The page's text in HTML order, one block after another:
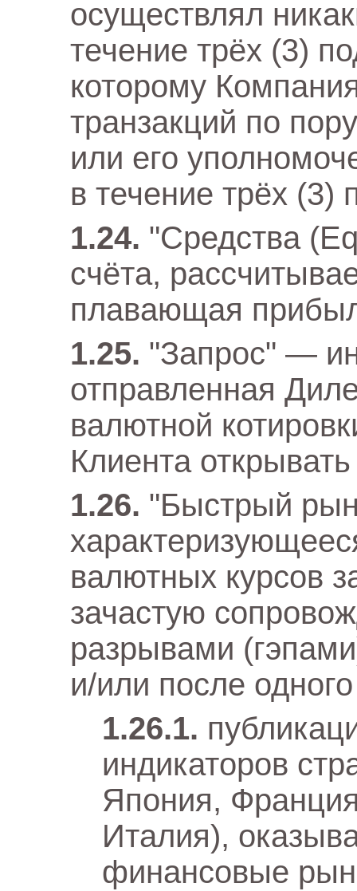
осуществлял
течение трёх (3)
которому
транзакций по
или его
в течение трёх (3)
"Средства
счёта,
плавающая
"Запрос" —
отправленная
валютной
Клиента открывать
"Быстрый
валютных курсов
зачастую
разрывами
и/или после
индикаторов
Япония,
Италия),
финансовые